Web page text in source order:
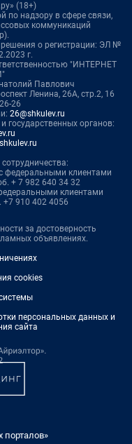
(18+)
по надзору в сфере связи,
коммуникаций
о регистрации: ЭЛ №
г.
"ИНТЕРНЕТ
Павлович
Ленина, 26А, стр.2, 16
26
26@shkulev.ru
государственных органов:
федеральными клиентами
+ 7 982 640 34 32
клиентами
+7 910 402 4056
за достоверность
объявлениях.
cookies
персональных данных и
сайта
порталов»